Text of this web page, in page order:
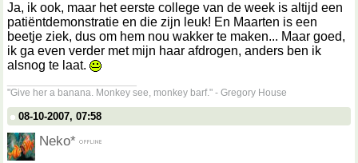
Ja, ik ook, maar het eerste college van de week is altijd een
patiëntdemonstratie en die zijn leuk! En Maarten is een
beetje ziek, dus om hem nou wakker te maken... Maar goed,
ik ga even verder met mijn haar afdrogen, anders ben ik
alsnog te laat.
"Give her a banana. Monkey see, monkey barf." - Gregory House
08-10-2007, 07:58
Neko*